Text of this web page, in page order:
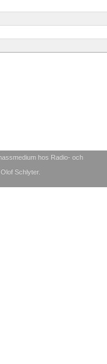
hos Radio- och
Schlyter.